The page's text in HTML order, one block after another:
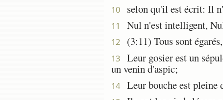
10 selon qu'il est écrit: Il
11 Nul n'est intelligent,
12 (3:11) Tous sont
13
Leur gosier est un
un venin d'aspic;
14 Leur bouche est pleine